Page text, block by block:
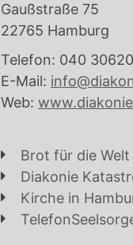
Gaußstraße 75
22765 Hamburg
Telefon: 040
E-Mail:
Web:
Brot für die
Diakonie
Kirche in